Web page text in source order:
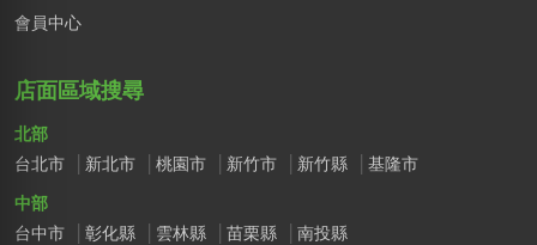
會員中心
店面區域搜尋
北部
台北市
新北市 桃園市 新竹市 新竹縣
基隆市
中部
台中市
彰化縣 雲林縣 苗栗縣
南投縣